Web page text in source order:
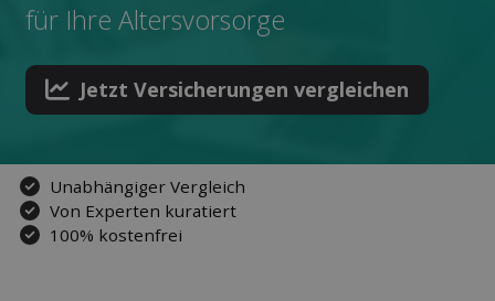
für Ihre Alters­vorsorge
Jetzt Versicher­ungen ver­gleichen
Unabhängiger Vergleich
Von Experten kuratiert
100% kostenfrei